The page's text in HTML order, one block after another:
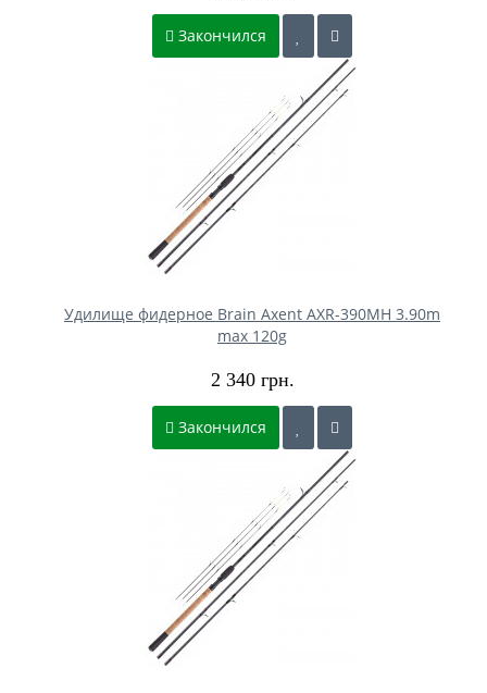
Закончился
Удилище фидерное Brain Axent AXR-390MH 3.90m
max 120g
2 340 грн.
Закончился